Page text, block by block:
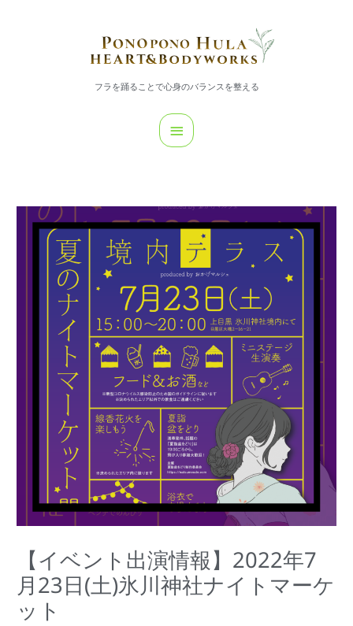
フラを踊ることで心身のバランスを整える
イ
ニ
【イベント出演情報】2022年7
月23日(土)氷川神社ナイトマーケ
ット